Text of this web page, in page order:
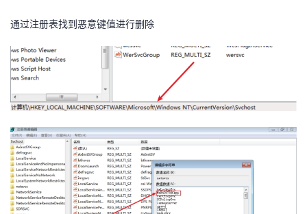
程
认
证
的
实
验
我
的
收
藏
支
持
声
建
议
通过注册表找到恶意键值进行删除